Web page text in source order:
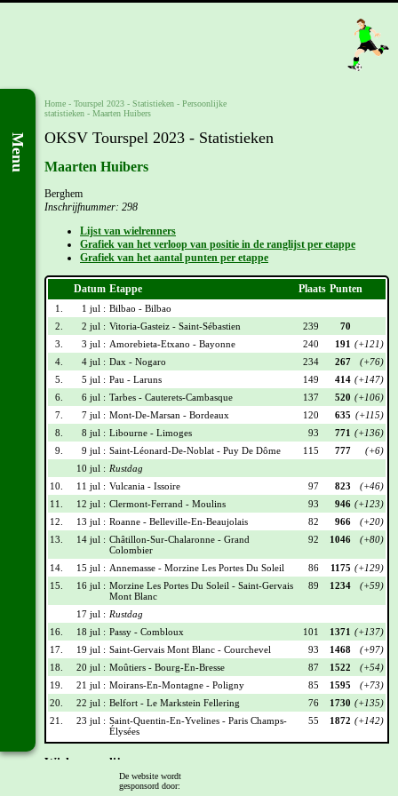
Menu
Home - Tourspel 2023 - Statistieken - Persoonlijke
statistieken - Maarten Huibers
OKSV Tourspel 2023 - Statistieken
Maarten Huibers
Berghem
Inschrijfnummer: 298
Lijst van wielrenners
Grafiek van het verloop van positie in de ranglijst per etappe
Grafiek van het aantal punten per etappe
Datum Etappe Plaats Punten
1. 1 jul : Bilbao - Bilbao
2.
2 jul : Vitoria-Gasteiz - Saint-Sébastien 239
70
3.
3 jul : Amorebieta-Etxano - Bayonne 240 191 (+121)
4.
4 jul : Dax - Nogaro 234 267
(+76)
5.
5 jul : Pau - Laruns 149 414 (+147)
6.
6 jul : Tarbes - Cauterets-Cambasque 137 520 (+106)
7.
7 jul : Mont-De-Marsan - Bordeaux 120 635 (+115)
8.
8 jul : Libourne - Limoges 93 771 (+136)
9.
9 jul : Saint-Léonard-De-Noblat - Puy De Dôme 115 777
(+6)
10 jul : Rustdag
10.
11 jul : Vulcania - Issoire 97 823
(+46)
11.
12 jul : Clermont-Ferrand - Moulins 93 946 (+123)
12.
13 jul : Roanne - Belleville-En-Beaujolais 82 966
(+20)
13.
14 jul : Châtillon-Sur-Chalaronne - Grand
Colombier
92 1046 (+80)
14. 15 jul : Annemasse - Morzine Les Portes Du Soleil 86 1175 (+129)
15.
16 jul : Morzine Les Portes Du Soleil - Saint-Gervais
Mont Blanc
89 1234 (+59)
17 jul : Rustdag
16.
18 jul : Passy - Combloux 101 1371 (+137)
17.
19 jul : Saint-Gervais Mont Blanc - Courchevel 93 1468
(+97)
18.
20 jul : Moûtiers - Bourg-En-Bresse 87 1522
(+54)
19.
21 jul : Moirans-En-Montagne - Poligny 85 1595
(+73)
20.
22 jul : Belfort - Le Markstein Fellering 76 1730 (+135)
21.
23 jul : Saint-Quentin-En-Yvelines - Paris Champs-
Élysées
55 1872 (+142)
Wielrennerslijst
De website wordt
gesponsord door: